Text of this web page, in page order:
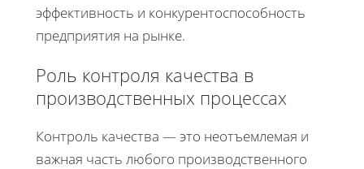
эффективность и конкурентоспособность
предприятия на рынке.
Роль контроля качества в
производственных процессах
Контроль качества — это неотъемлемая и
важная часть любого производственного